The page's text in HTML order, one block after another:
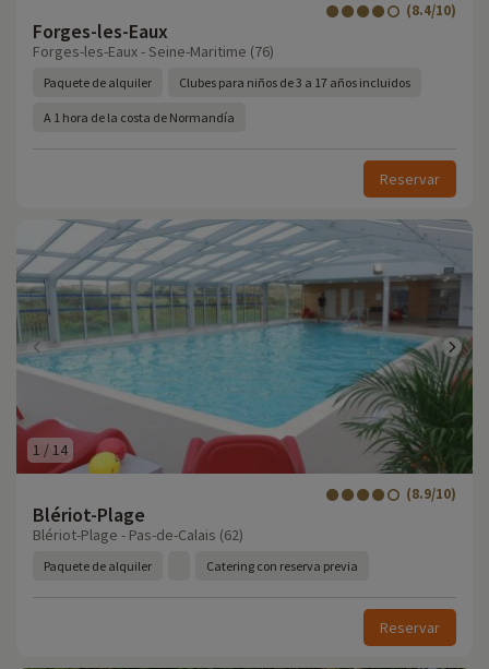
Forges-les-Eaux
(8.4/10)
Forges-les-Eaux - Seine-Maritime (76)
Paquete de alquiler Clubes para niños de 3 a 17 años incluidos
A 1 hora de la costa de Normandía
Reservar
1 /14
Blériot-Plage
(8.9/10)
Blériot-Plage - Pas-de-Calais (62)
Paquete de alquiler Catering con reserva previa
Reservar